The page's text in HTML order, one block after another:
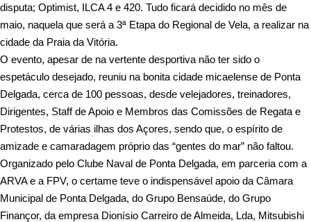
disputa; Optimist, ILCA 4 e 420. Tudo ficará decidido no mês de
maio, naquela que será a 3ª Etapa do Regional de Vela, a realizar na
cidade da Praia da Vitória.
O evento, apesar de na vertente desportiva não ter sido o
espetáculo desejado, reuniu na bonita cidade micaelense de Ponta
Delgada, cerca de 100 pessoas, desde velejadores, treinadores,
Dirigentes, Staff de Apoio e Membros das Comissões de Regata e
Protestos, de várias ilhas dos Açores, sendo que, o espírito de
amizade e camaradagem próprio das “gentes do mar” não faltou.
Organizado pelo Clube Naval de Ponta Delgada, em parceria com a
ARVA e a FPV, o certame teve o indispensável apoio da Câmara
Municipal de Ponta Delgada, do Grupo Bensaúde, do Grupo
Finançor, da empresa Dionísio Carreiro de Almeida, Lda, Mitsubishi